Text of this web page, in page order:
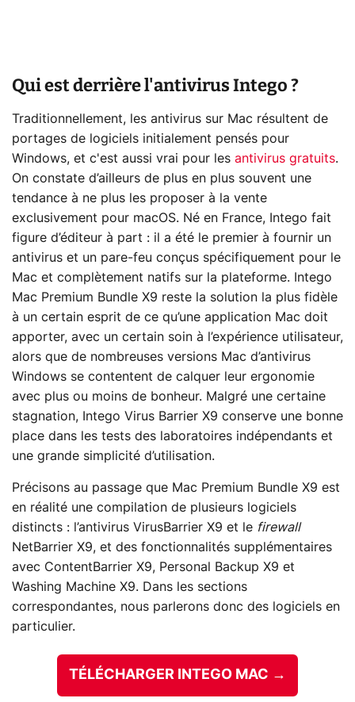
Qui est derrière l'antivirus Intego ?
Traditionnellement, les antivirus sur Mac résultent de
portages de logiciels initialement pensés pour
Windows, et c'est aussi vrai pour les antivirus gratuits.
On constate d’ailleurs de plus en plus souvent une
tendance à ne plus les proposer à la vente
exclusivement pour macOS. Né en France, Intego fait
figure d’éditeur à part : il a été le premier à fournir un
antivirus et un pare-feu conçus spécifiquement pour le
Mac et complètement natifs sur la plateforme. Intego
Mac Premium Bundle X9 reste la solution la plus fidèle
à un certain esprit de ce qu’une application Mac doit
apporter, avec un certain soin à l’expérience utilisateur,
alors que de nombreuses versions Mac d’antivirus
Windows se contentent de calquer leur ergonomie
avec plus ou moins de bonheur. Malgré une certaine
stagnation, Intego Virus Barrier X9 conserve une bonne
place dans les tests des laboratoires indépendants et
une grande simplicité d’utilisation.
Précisons au passage que Mac Premium Bundle X9 est
en réalité une compilation de plusieurs logiciels
distincts : l’antivirus VirusBarrier X9 et le firewall
NetBarrier X9, et des fonctionnalités supplémentaires
avec ContentBarrier X9, Personal Backup X9 et
Washing Machine X9. Dans les sections
correspondantes, nous parlerons donc des logiciels en
particulier.
TÉLÉCHARGER INTEGO MAC →